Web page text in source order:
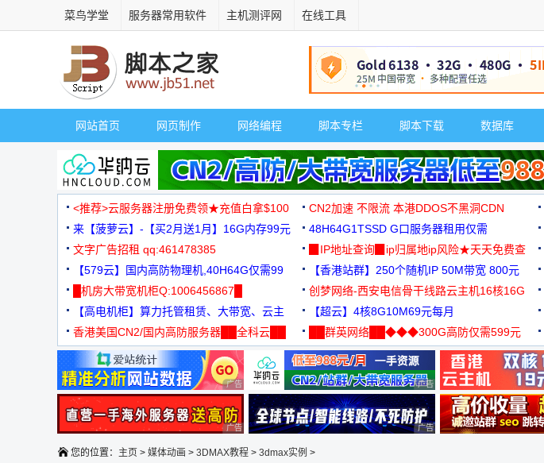
菜鸟学堂 服务器常用软件 主机测评网 在线工具
网站首页 网页制作 网络编程 脚本专栏 脚本下载 数据库
<推荐>云服务器注册免费领★充值白拿$100 CN2加速 不限流 本港DDOS不黑洞CDN
来【菠萝云】-【买2月送1月】16G内存99元
48H64G1TSSD G口服务器租用仅需
3000+可免费测试
文字广告招租 qq:461478385
▉IP地址查询▉ip归属地ip风险★天天免费查
【579云】国内高防物理机,40H64G仅需99
元
【香港站群】250个随机IP 50M带宽 800元
█机房大带宽机柜Q:1006456867█
创梦网络-西安电信骨干线路云主机16核16G
88元/月
【高电机柜】算力托管租赁、大带宽、云主
机
【超云】4核8G10M69元每月
香港美国CN2/国内高防服务器██全科云██
██群英网络██◆◆◆300G高防仅需599元
◆◆◆
广告 商业广告，理性选择 广告 商业广告，理性选择
广告 商业广告，理性选择 广告 商业广告，理性选择
您的位置： 主页 > 媒体动画 > 3DMAX教程 > 3dmax实例 >